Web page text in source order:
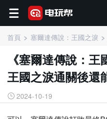
首頁 塞爾達傳說：王國之淚
《塞爾達傳說：
王國之淚通關後還
2024-10-19